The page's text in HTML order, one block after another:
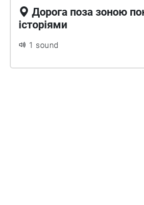
Дорога поза зоною
історіями
1 sound